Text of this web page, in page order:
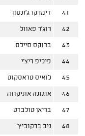
41 דימרקו ג'ונסון
42 רוג'ר פאוול
43 ברוקס סיילס
44 פיליפ ריצ'י
45 לואיס טראסקוט
46 אוגונה אוניקווה
47 בריאן טולברט
48 ניב ברקוביץ'